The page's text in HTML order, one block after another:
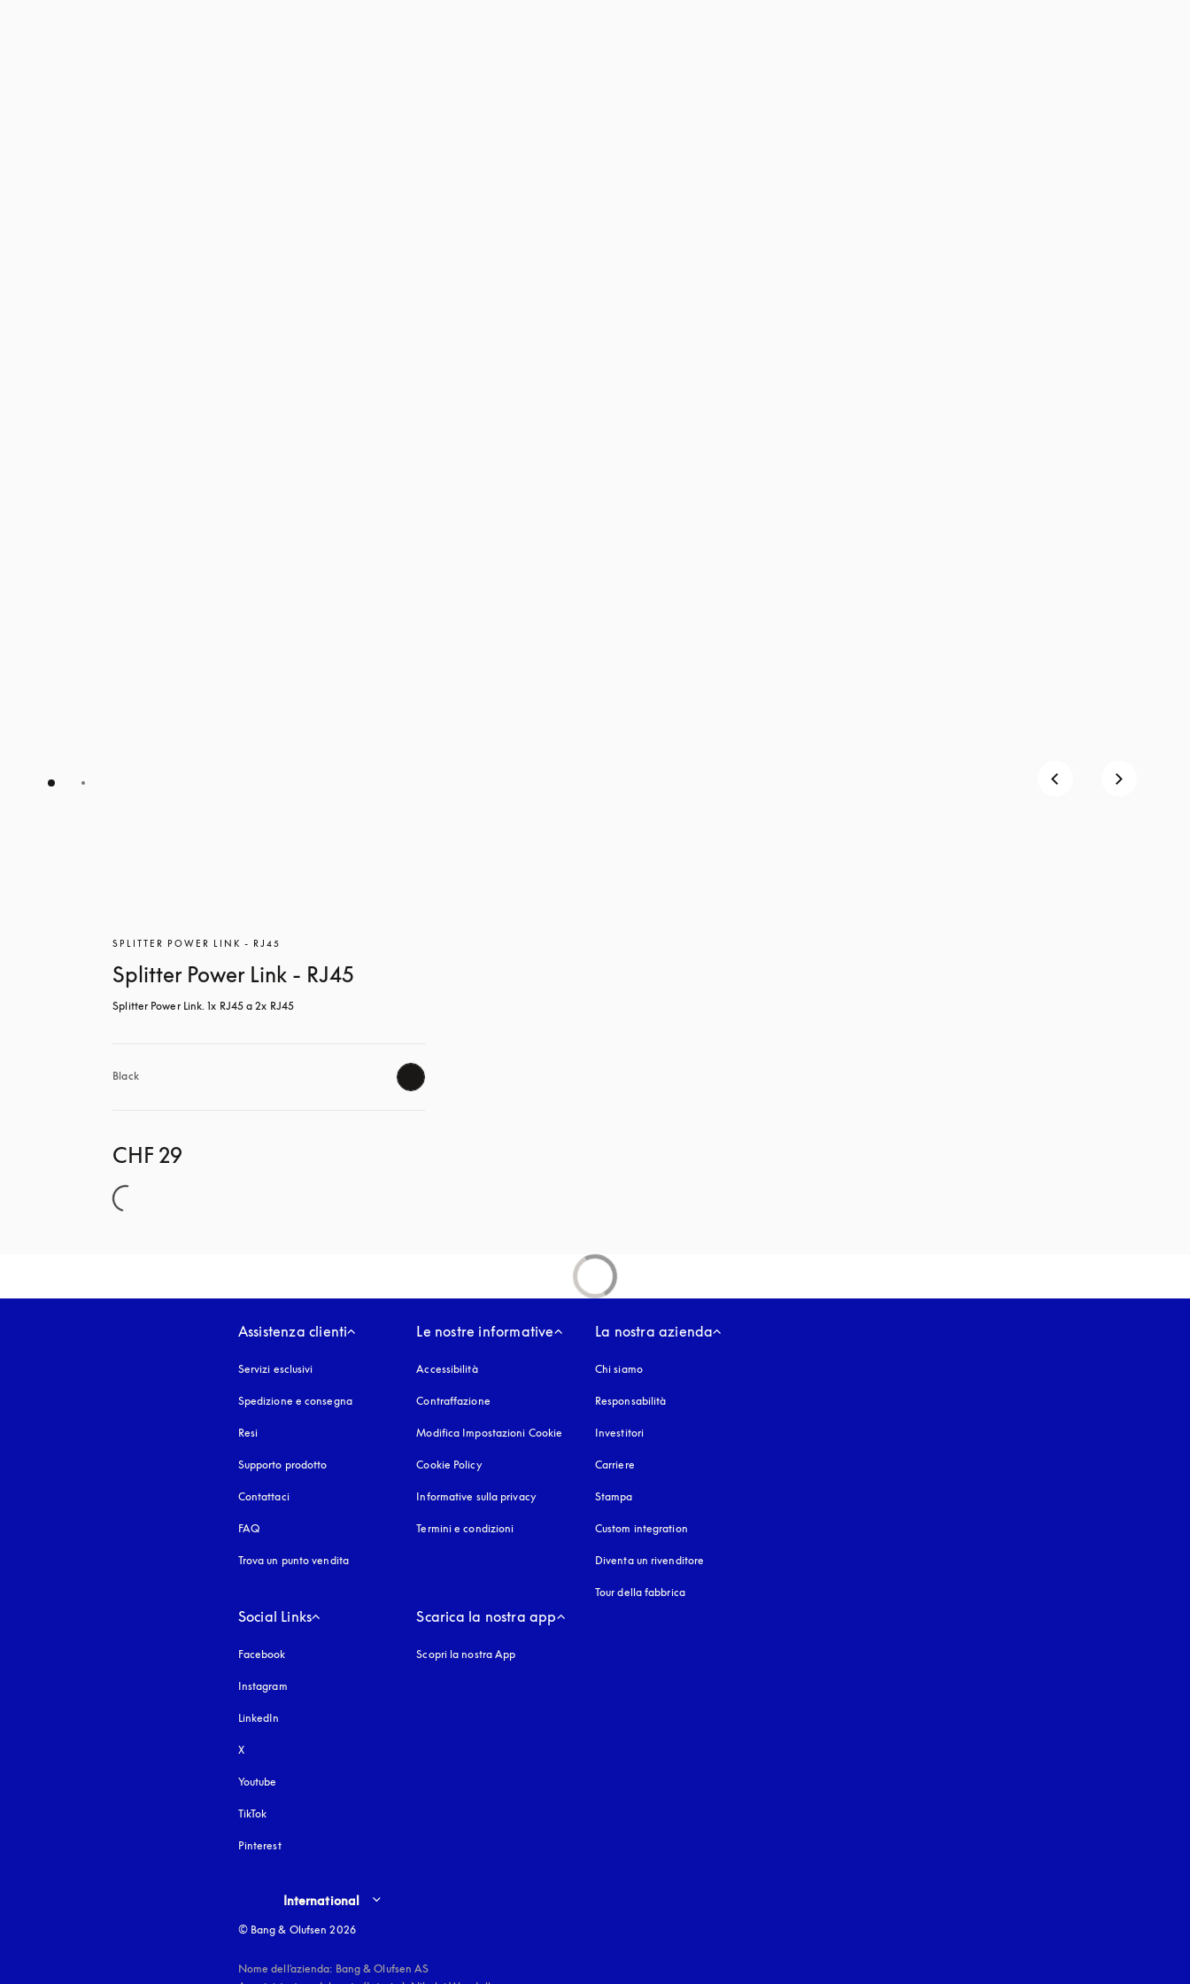
SPLITTER POWER LINK - RJ45
Splitter Power Link - RJ45
Splitter Power Link. 1x RJ45 a 2x RJ45
Black
CHF 29
Assistenza clienti
Servizi esclusivi
Spedizione e consegna
Resi
Supporto prodotto
Contattaci
FAQ
Trova un punto vendita
Le nostre informative
Accessibilitàsi apre in una nuova finestra
Contraffazione si apre in una nuova finestra
Modifica Impostazioni Cookie
Cookie Policysi apre in una nuova finestra
Informative sulla privacysi apre in una nuova finestra
Termini e condizioni
La nostra azienda
Chi siamo
Responsabilità
Investitori
Carriere
Stampa
Custom integration
Diventa un rivenditore
Tour della fabbrica
Social Links
Facebook
Instagram
LinkedIn
X
Youtube
TikTok
Pinterest
Scarica la nostra app
Scopri la nostra App
Select country and language
International
© Bang & Olufsen 2026
Nome dell'azienda: Bang & Olufsen AS